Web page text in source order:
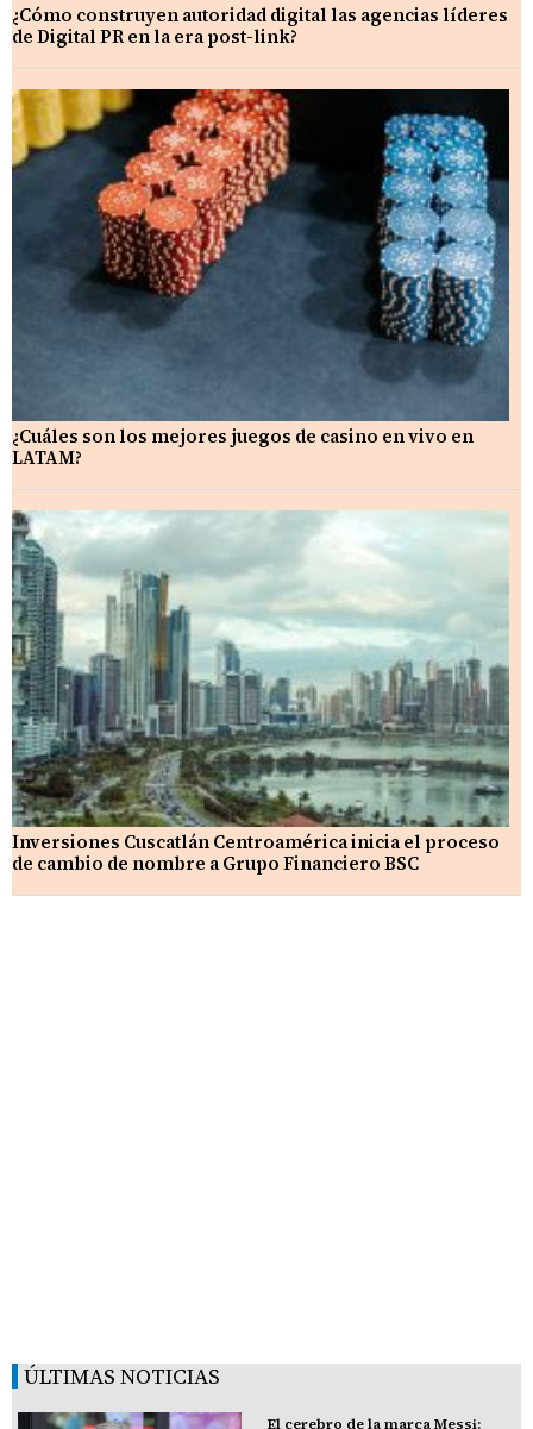
¿Cómo construyen autoridad digital las agencias líderes
de Digital PR en la era post-link?
¿Cuáles son los mejores juegos de casino en vivo en
LATAM?
Inversiones Cuscatlán Centroamérica inicia el proceso
de cambio de nombre a Grupo Financiero BSC
ÚLTIMAS NOTICIAS
El cerebro de la marca Messi: